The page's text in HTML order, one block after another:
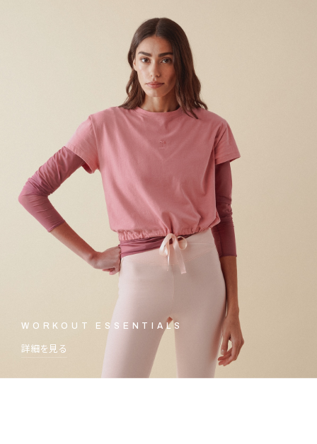
WORKOUT ESSENTIALS
詳細を見る